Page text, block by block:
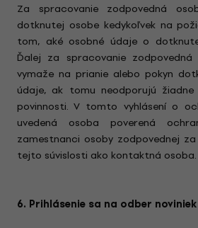
Za spracovanie zodpovedná
dotknutej osobe kedykoľvek na
tom, aké osobné údaje o
Ďalej za spracovanie
vymaže na prianie alebo pokyn
údaje, ak tomu neodporujú
povinnosti. V tomto vyhlásení o
uvedená osoba poverená
zamestnanci osoby zodpovednej
tejto súvislosti ako kontaktná osoba.
6. Prihlásenie sa na odber noviniek